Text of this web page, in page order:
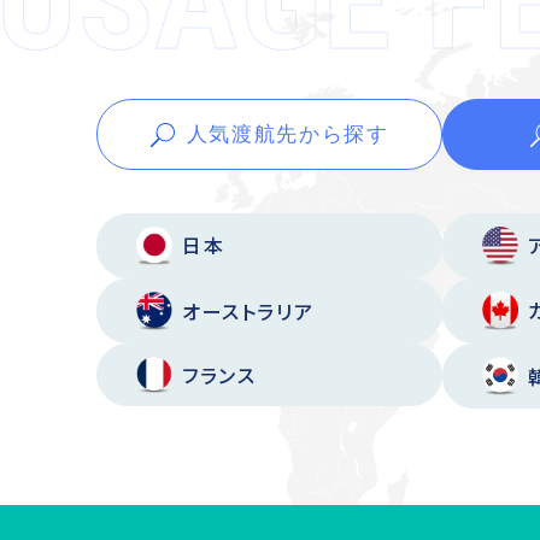
人気渡航先から探す
日本
オーストラリア
フランス